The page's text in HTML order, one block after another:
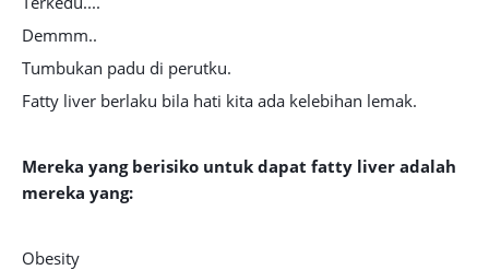
Demmm..
Tumbukan padu di perutku.
Fatty liver berlaku bila hati kita ada kelebihan lemak.
Mereka yang berisiko untuk dapat fatty liver adalah
mereka yang:
Obesity